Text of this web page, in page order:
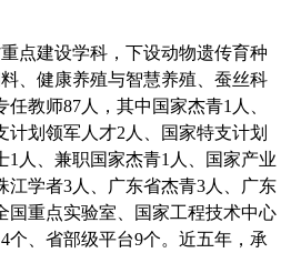
点建设学科，下设动物遗传育种
、健康养殖与智慧养殖、蚕丝科
任教师87人，其中国家杰青1 人、
计划领军人才2 人、国家特支计划
1 人、兼职国家杰青1 人、国家产业
江学者3人、广东省杰青3人、广东
国重点实验室、国家工程技术中心
4个、省部级平台9个。近五年，承